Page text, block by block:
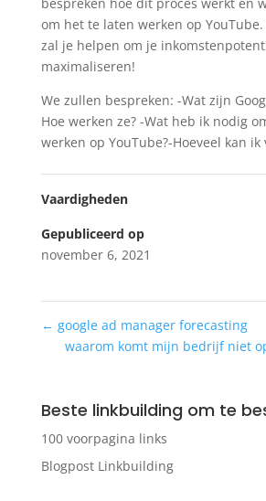
om het te laten werken op
zal je helpen om je
maximaliseren!
We zullen bespreken: -Wat zijn
Hoe werken ze? -Wat heb ik nodig
werken op YouTube?-Hoeveel kan ik
Vaardigheden
Gepubliceerd op
november 6, 2021
← google ad manager forecasting
waarom komt mijn bedrijf niet
Beste linkbuilding om te
100 voorpagina links
Blogpost Linkbuilding